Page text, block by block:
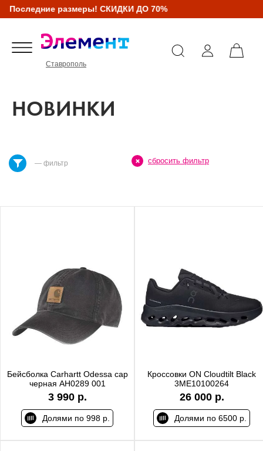
Последние размеры! СКИДКИ ДО 70%
Ставрополь
НОВИНКИ
— фильтр сбросить фильтр
Бейсболка Carhartt Odessa cap
черная AH0289 001
3 990 р.
Долями по 998 р.
Кроссовки ON Cloudtilt Black
3ME10100264
26 000 р.
Долями по 6500 р.